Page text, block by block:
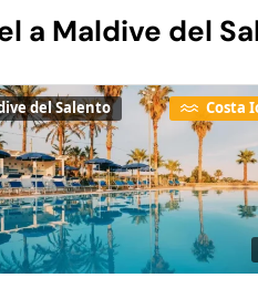
a Maldive del
del Salento Costa